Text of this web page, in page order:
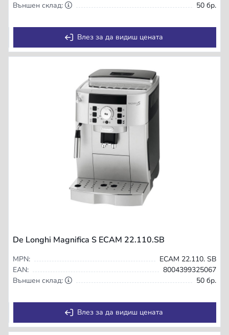
Външен склад:
50 бр.
Влез за да видиш цената
De Longhi Magnifica S ECAM 22.110.SB
MPN:
ECAM 22.110. SB
EAN:
8004399325067
Външен склад:
50 бр.
Влез за да видиш цената